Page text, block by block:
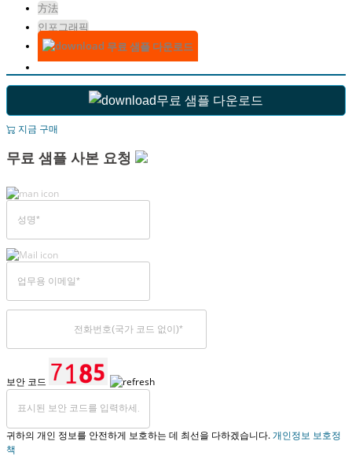
方法
인포그래픽
무료 샘플 다운로드
무료 샘플 다운로드
지금 구매
무료 샘플 사본 요청
보안 코드
귀하의 개인 정보를 안전하게 보호하는 데 최선을 다하겠습니다.개인정보 보호정
책